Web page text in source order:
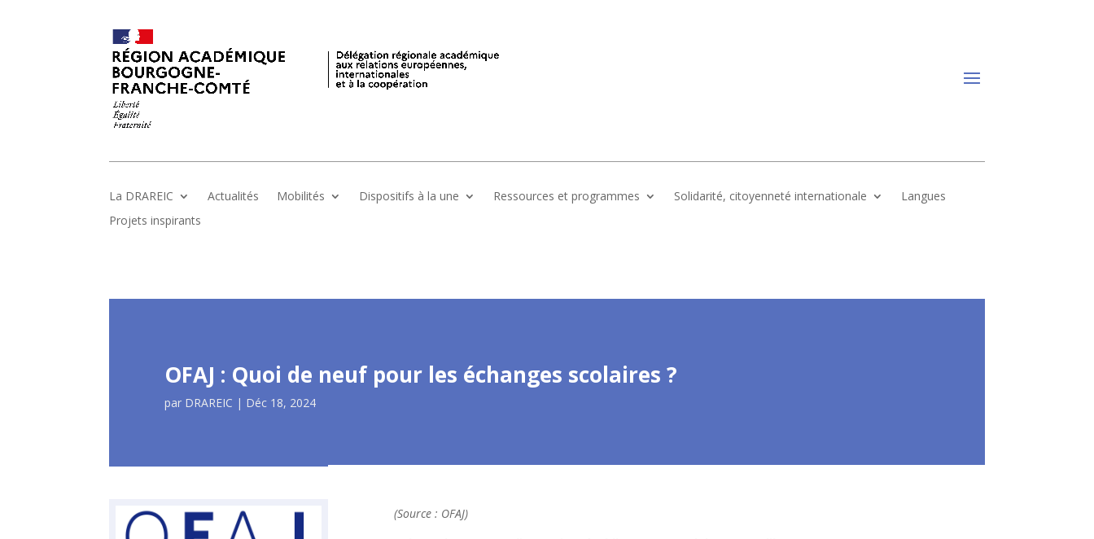
La DRAREIC Actualités Mobilités Dispositifs à la une Ressources et programmes Solidarité, citoyenneté internationale
Langues
Projets inspirants
OFAJ : Quoi de neuf pour les échanges scolaires ?
par DRAREIC | Déc 18, 2024
(Source : OFAJ)